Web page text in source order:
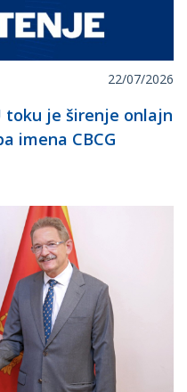
22/07/2026
toku je širenje onlajn
imena CBCG